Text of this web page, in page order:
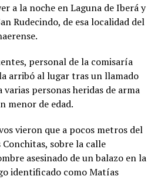
a la noche en Laguna de Iberá y
Rudecindo, de esa localidad del
personal de la comisaría
arribó al lugar tras un llamado
varias personas heridas de arma
menor de edad.
vieron que a pocos metros del
sobre la calle
asesinado de un balazo en la
identificado como Matías